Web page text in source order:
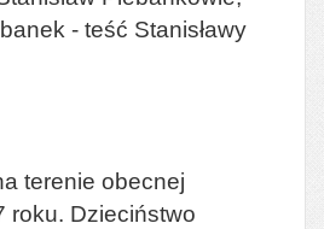
- teść Stanisławy
terenie obecnej
roku. Dzieciństwo